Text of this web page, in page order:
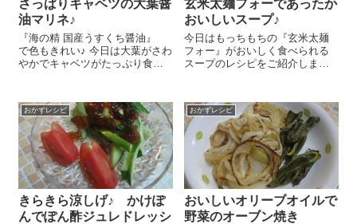
さっぱりキャベツの大葉醤
油マリネ♪
『海の精 国産うすくち醤油』
で色もきれい♪ 今日は大葉がさわ
やかでキャベツがたっぷり食べ
キャベツ ２００gくらい、大
葉 15枚は千切りにして合わせ
ます。ここ...
玄米太麺フォーであったか
おいしいスープ♪
今日はもっちもちの『玄米太麺
フォー』がおいしく食べられる
スープのレシピをご紹介しまー
んですよ～(^-^)/ 『玄米太麺フォ
ー』 1袋を熱湯に10分ほど漬け
て戻しておきます。玉ね...
おかずレシピ
きらきら涼しげ♪ かけぽ
んでぽん酢ジュレドレッシ
おかずレシピ
おいしいオリーブオイルで
野菜のオーブン焼き